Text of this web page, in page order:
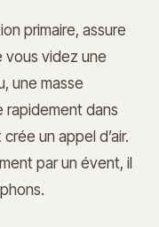
primaire, assure
vous videz une
une masse
rapidement dans
un appel d’air.
par un évent, il